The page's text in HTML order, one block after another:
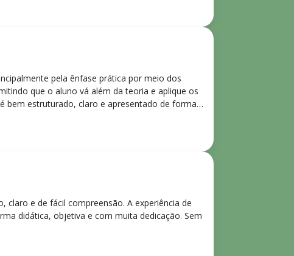
pela ênfase prática por meio dos
que o aluno vá além da teoria e aplique os
bem estruturado, claro e apresentado de forma
e de fácil compreensão. A experiência de
didática, objetiva e com muita dedicação. Sem